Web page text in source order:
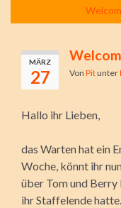
MÄRZ
27 Von Pitunter
Hallo ihr Lieben,
das Warten hat ein
Woche, könnt ihr
über Tom und Berry
ihr Staffelende